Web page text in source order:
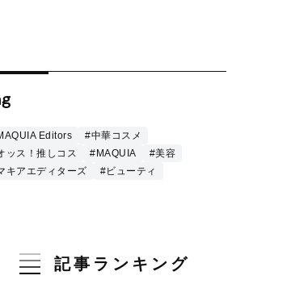
Editors
#中華コスメ
ッス！推しコス
#MAQUIA
#美容
キアエディターズ
#ビューティ
記事ランキング